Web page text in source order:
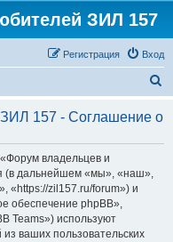
ЗИЛ 157
Вход
Регистрация
с
157 - Соглашение о
владельцев и
(в дальнейшем «мы», «наш»,
«https://zil157.ru/forum») и
обеспечение phpBB»,
Teams») используют
ваших пользовательских